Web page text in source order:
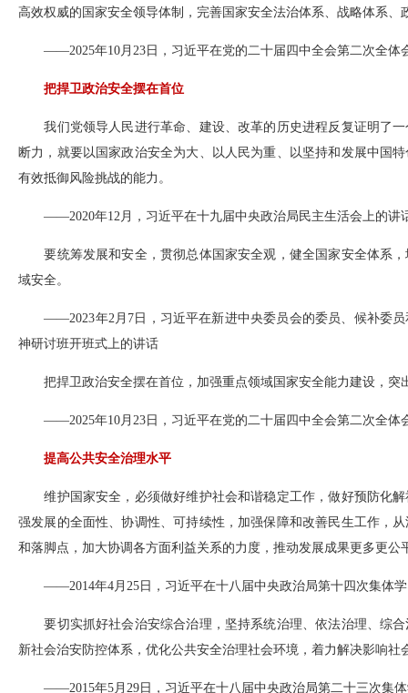
高效权威的国家安全领导体制，完善国家安全法治体系、战略体系、
——2025年10月23日，习近平在党的二十届四中全会第二次全体
把捍卫政治安全摆在首位
我们党领导人民进行革命、建设、改革的历史进程反复证明了一
断力，就要以国家政治安全为大、以人民为重、以坚持和发展中国
有效抵御风险挑战的能力。
——2020年12月，习近平在十九届中央政治局民主生活会上的讲
要统筹发展和安全，贯彻总体国家安全观，健全国家安全体系，
域安全。
——2023年2月7日，习近平在新进中央委员会的委员、候补委员
神研讨班开班式上的讲话
把捍卫政治安全摆在首位，加强重点领域国家安全能力建设，突
——2025年10月23日，习近平在党的二十届四中全会第二次全体
提高公共安全治理水平
维护国家安全，必须做好维护社会和谐稳定工作，做好预防化解
强发展的全面性、协调性、可持续性，加强保障和改善民生工作，
和落脚点，加大协调各方面利益关系的力度，推动发展成果更多更公
——2014年4月25日，习近平在十八届中央政治局第十四次集体学
要切实抓好社会治安综合治理，坚持系统治理、依法治理、综合
新社会治安防控体系，优化公共安全治理社会环境，着力解决影响社
——2015年5月29日，习近平在十八届中央政治局第二十三次集体